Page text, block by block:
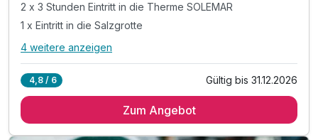
2 x 3 Stunden Eintritt in die Therme SOLEMAR
1 x Eintritt in die Salzgrotte
Alle Inklusivleistungen
2 x reichhaltiges Frühstück vom Buffet
4 weitere anzeigen
4,8 / 6 Gültig bis 31.12.2026
Zum Angebot